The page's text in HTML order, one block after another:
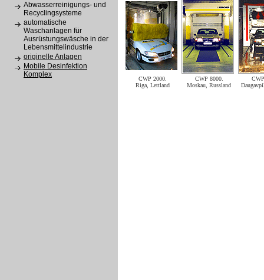
Abwasserreinigungs- und
Recyclingsysteme
automatische
Waschanlagen für
Ausrüstungswäsche in der
Lebensmittelindustrie
originelle Anlagen
Mobile Desinfektion
Komplex
CWP 2000.
Riga, Lettland
CWP 8000.
Moskau, Russland